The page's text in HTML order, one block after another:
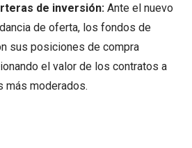
de inversión:Ante el nuevo
de oferta, los fondos de
sus posiciones de compra
el valor de los contratos a
más moderados.